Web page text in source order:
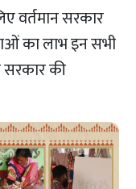
वर्तमान सरकार
का लाभ इन सभी
सरकार की